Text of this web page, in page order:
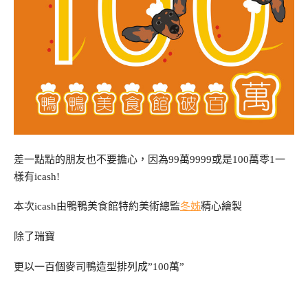
差一點點的朋友也不要擔心，因為99萬9999或是100萬零1一
樣有icash!
本次icash由鴨鴨美食館特約美術總監冬姊精心繪製
除了瑞寶
更以一百個麥司鴨造型排列成”100萬”